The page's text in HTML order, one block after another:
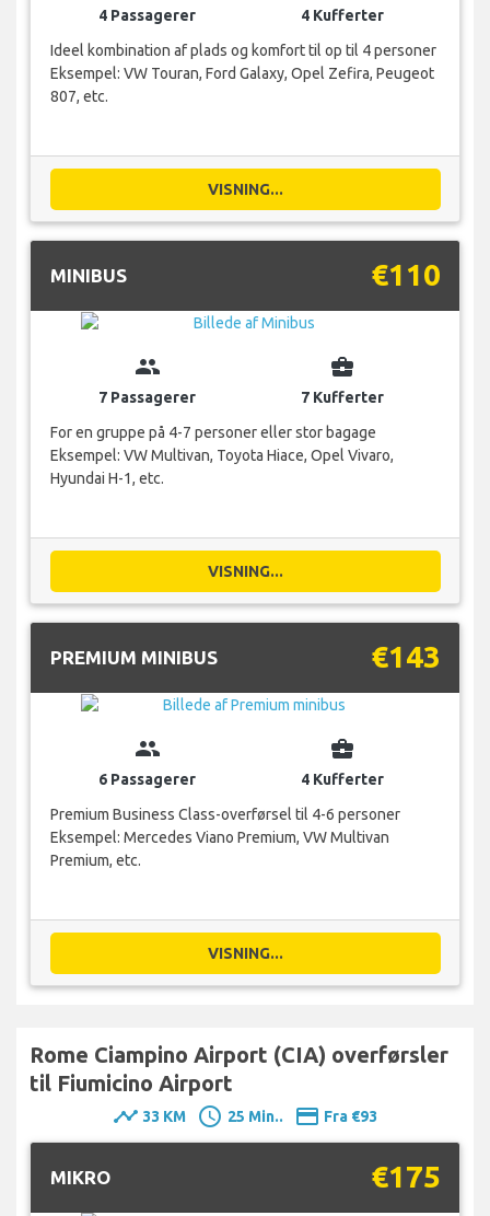
4 Passagerer
4 Kufferter
Ideel kombination af plads og komfort til op til 4 personer
Eksempel: VW Touran, Ford Galaxy, Opel Zefira, Peugeot
807, etc.
VISNING...
MINIBUS €110
group
7 Passagerer
business_center
7 Kufferter
For en gruppe på 4-7 personer eller stor bagage
Eksempel: VW Multivan, Toyota Hiace, Opel Vivaro,
Hyundai H-1, etc.
VISNING...
PREMIUM MINIBUS €143
group
6 Passagerer
business_center
4 Kufferter
Premium Business Class-overførsel til 4-6 personer
Eksempel: Mercedes Viano Premium, VW Multivan
Premium, etc.
VISNING...
Rome Ciampino Airport (CIA) overførsler
til Fiumicino Airport
timeline 33 KM schedule 25 Min.. payment Fra €93
MIKRO €175